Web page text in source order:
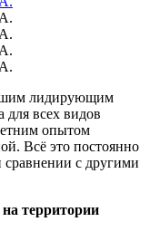
лидирующим
для всех видов
опытом
Всё это постоянно
с другими
на территории